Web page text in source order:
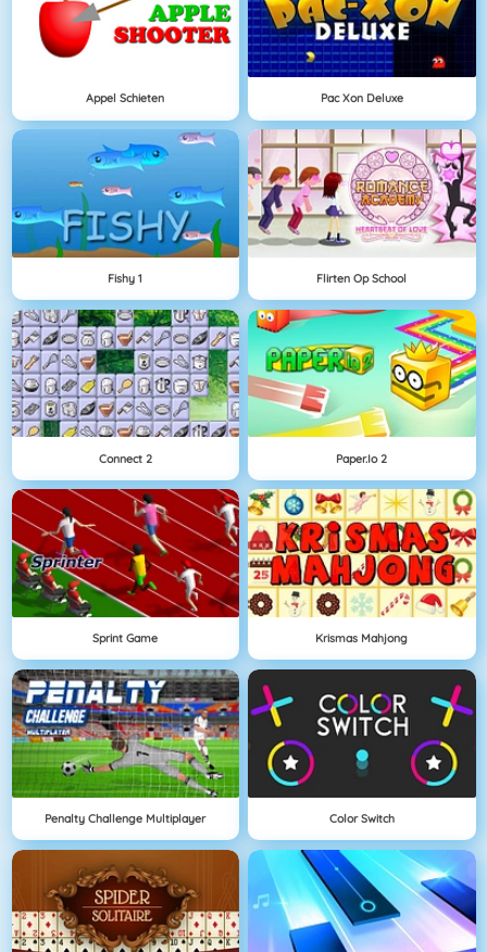
Appel Schieten Pac Xon Deluxe
Fishy 1 Flirten Op School
Connect 2 Paper.io 2
Sprint Game Krismas Mahjong
Penalty Challenge Multiplayer Color Switch